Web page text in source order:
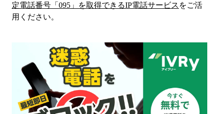
定電話番号「 095 」を取得できるIP電話サービス をご活
用ください。